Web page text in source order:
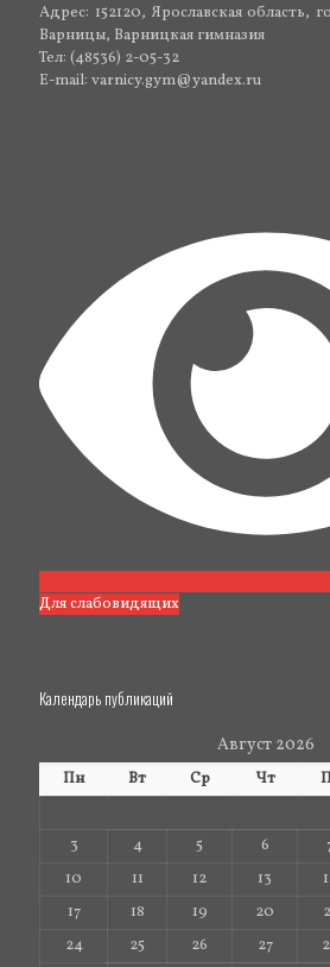
Адрес: 152120, Ярославская область,
Варницы, Варницкая гимназия
Тел: (48536) 2-05-32
E-mail: varnicy.gym@yandex.ru
Для слабовидящих
Календарь публикаций
Август 2026
Пн Вт Ср Чт
3
4 5 6
10
11 12 13
17
18 19 20
24
25 26 27